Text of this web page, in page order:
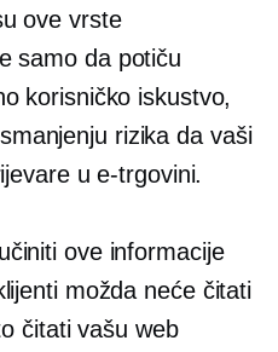
ove vrste
samo da potiču
korisničko iskustvo,
rizika da vaši
u e-trgovini.
ove informacije
možda neće čitati
čitati vašu web